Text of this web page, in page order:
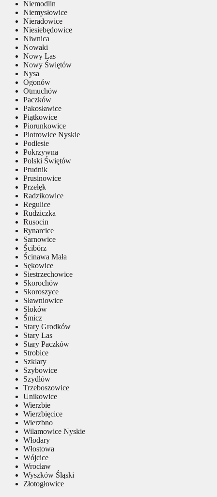
Niemodlin
Niemysłowice
Nieradowice
Niesiebędowice
Niwnica
Nowaki
Nowy Las
Nowy Świętów
Nysa
Ogonów
Otmuchów
Paczków
Pakosławice
Piątkowice
Piorunkowice
Piotrowice Nyskie
Podlesie
Pokrzywna
Polski Świętów
Prudnik
Prusinowice
Przełęk
Radzikowice
Regulice
Rudziczka
Rusocin
Rynarcice
Sarnowice
Ścibórz
Ścinawa Mała
Sękowice
Siestrzechowice
Skorochów
Skoroszyce
Sławniowice
Słoków
Śmicz
Stary Grodków
Stary Las
Stary Paczków
Strobice
Szklary
Szybowice
Szydłów
Trzeboszowice
Unikowice
Wierzbie
Wierzbięcice
Wierzbno
Wilamowice Nyskie
Włodary
Włostowa
Wójcice
Wrocław
Wyszków Śląski
Złotogłowice